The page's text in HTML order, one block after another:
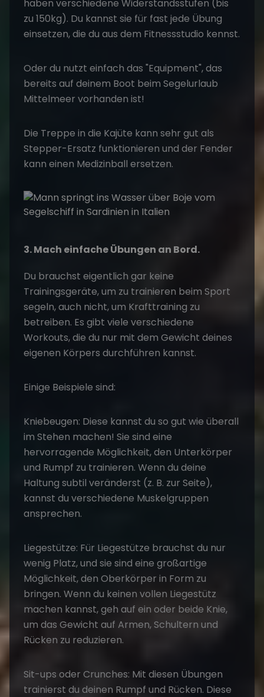
haben verschiedene Widerstandsstufen (bis
zu 150kg). Du kannst sie für fast jede Übung
einsetzen, die du aus dem Fitnessstudio kennst.
Oder du nutzt einfach das "Equipment", das
bereits auf deinem Boot beim Segelurlaub
Mittelmeer vorhanden ist!
Die Treppe in die Kajüte kann sehr gut als
Stepper-Ersatz funktionieren und der Fender
kann einen Medizinball ersetzen.
3. Mach einfache Übungen an Bord.
Du brauchst eigentlich gar keine
Trainingsgeräte, um zu trainieren beim Sport
segeln, auch nicht, um Krafttraining zu
betreiben. Es gibt viele verschiedene
Workouts, die du nur mit dem Gewicht deines
eigenen Körpers durchführen kannst.
Einige Beispiele sind:
Kniebeugen: Diese kannst du so gut wie überall
im Stehen machen! Sie sind eine
hervorragende Möglichkeit, den Unterkörper
und Rumpf zu trainieren. Wenn du deine
Haltung subtil veränderst (z. B. zur Seite),
kannst du verschiedene Muskelgruppen
ansprechen.
Liegestütze: Für Liegestütze brauchst du nur
wenig Platz, und sie sind eine großartige
Möglichkeit, den Oberkörper in Form zu
bringen. Wenn du keinen vollen Liegestütz
machen kannst, geh auf ein oder beide Knie,
um das Gewicht auf Armen, Schultern und
Rücken zu reduzieren.
Sit-ups oder Crunches: Mit diesen Übungen
trainierst du deinen Rumpf und Rücken. Diese